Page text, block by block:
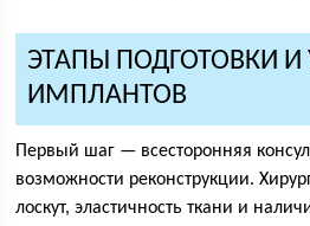
ЭТАПЫ ПОДГОТОВКИ И
ИМПЛАНТОВ
Первый шаг — всесторонняя
возможности реконструкции.
лоскут, эластичность ткани и